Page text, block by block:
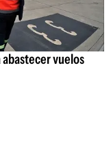
vuelos